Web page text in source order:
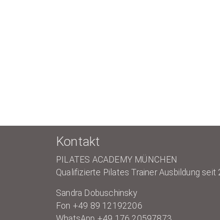
Kontakt
PILATES ACADEMY MÜNCHEN
Qualifizierte Pilates Trainer Ausbildung seit
Sandra Dobuschinsky
Fon +49 89 12192206